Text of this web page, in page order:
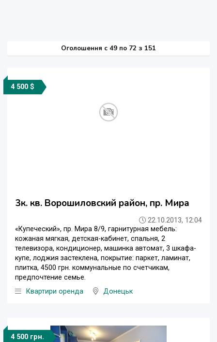
Оголошення c 49 по 72 з 151
4 500 $
3к. кв. Ворошиловский район, пр. Мира
22.10.2013, 12:04
«Купеческий», пр. Мира 8/9, гарнитурная мебель:
кожаная мягкая, детская-кабинет, спальня, 2
телевизора, кондиционер, машинка автомат, 3 шкафа-
купе, лоджия застеклена, покрытие: паркет, ламинат,
плитка, 4500 грн. коммунальные по счетчикам,
предпочтение семье.
Квартири оренда
Донецьк
4 500 грн.